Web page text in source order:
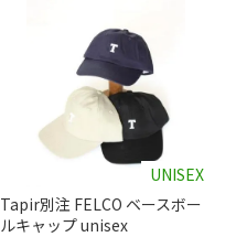
UNISEX
Tapir別注 FELCO ベースボー
ルキャップ unisex